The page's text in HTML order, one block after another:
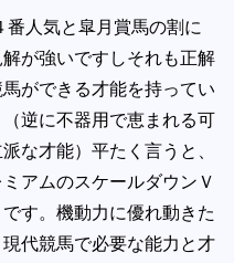
番人気と皐月賞馬の割に
が強いですしそれも正解
ができる才能を持ってい
逆に不器用で恵まれる可
な才能）平たく言うと、
アムのスケールダウンＶ
す。機動力に優れ動きた
代競馬で必要な能力と才